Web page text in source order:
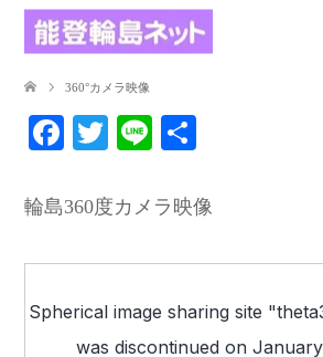
360°カメラ映像
Facebook
Twitter
Line
輪島360度カメラ映像